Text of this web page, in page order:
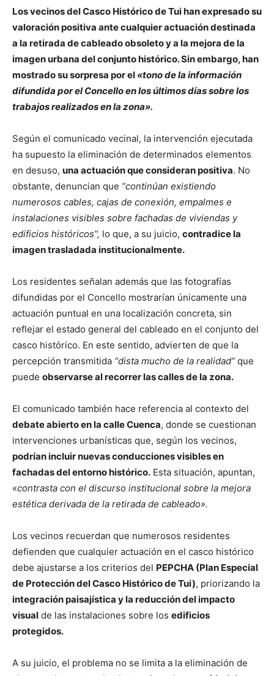
Los vecinos del Casco Histórico de Tui han expresado su
valoración positiva ante cualquier actuación destinada
a la retirada de cableado obsoleto y a la mejora de la
imagen urbana del conjunto histórico. Sin embargo, han
mostrado su sorpresa por el «tono de la información
difundida por el Concello en los últimos días sobre los
trabajos realizados en la zona».
Según el comunicado vecinal, la intervención ejecutada
ha supuesto la eliminación de determinados elementos
en desuso, una actuación que consideran positiva. No
obstante, denuncian que “continúan existiendo
numerosos cables, cajas de conexión, empalmes e
instalaciones visibles sobre fachadas de viviendas y
edificios históricos”, lo que, a su juicio, contradice la
imagen trasladada institucionalmente.
Los residentes señalan además que las fotografías
difundidas por el Concello mostrarían únicamente una
actuación puntual en una localización concreta, sin
reflejar el estado general del cableado en el conjunto del
casco histórico. En este sentido, advierten de que la
percepción transmitida “dista mucho de la realidad” que
puede observarse al recorrer las calles de la zona.
El comunicado también hace referencia al contexto del
debate abierto en la calle Cuenca, donde se cuestionan
intervenciones urbanísticas que, según los vecinos,
podrían incluir nuevas conducciones visibles en
fachadas del entorno histórico. Esta situación, apuntan,
«contrasta con el discurso institucional sobre la mejora
estética derivada de la retirada de cableado».
Los vecinos recuerdan que numerosos residentes
defienden que cualquier actuación en el casco histórico
debe ajustarse a los criterios del PEPCHA (Plan Especial
de Protección del Casco Histórico de Tui), priorizando la
integración paisajística y la reducción del impacto
visual de las instalaciones sobre los edificios
protegidos.
A su juicio, el problema no se limita a la eliminación de